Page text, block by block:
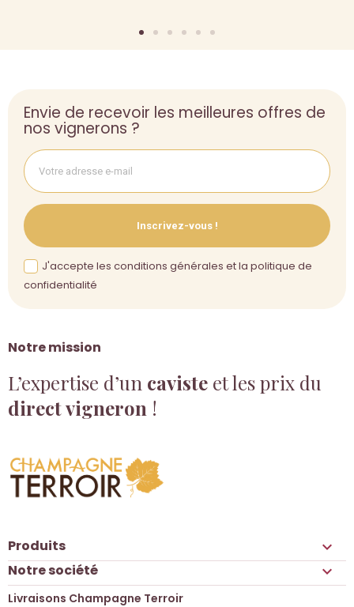
Notre mission
L’expertise d’un caviste et les prix du
direct vigneron !
Envie de recevoir les meilleures offres de
nos vignerons ?
Inscrivez-vous !
J'accepte les conditions générales et la politique de
confidentialité
Produits 
Notre société 
Livraisons Champagne Terroir